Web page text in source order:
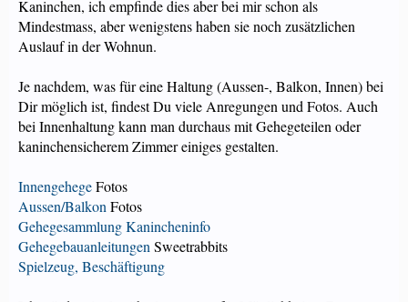
Kaninchen, ich empfinde dies aber bei mir schon als
Mindestmass, aber wenigstens haben sie noch zusätzlichen
Auslauf in der Wohnun.
Je nachdem, was für eine Haltung (Aussen-, Balkon, Innen) bei
Dir möglich ist, findest Du viele Anregungen und Fotos. Auch
bei Innenhaltung kann man durchaus mit Gehegeteilen oder
kaninchensicherem Zimmer einiges gestalten.
InnengehegeFotos
Aussen/Balkon Fotos
Gehegesammlung Kanincheninfo
Gehegebauanleitungen Sweetrabbits
Spielzeug, Beschäftigung